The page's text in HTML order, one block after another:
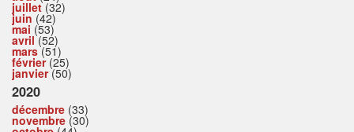
juillet(32)
juin (42)
mai (53)
avril(52)
mars(51)
février(25)
janvier(50)
2020
décembre (33)
novembre (30)